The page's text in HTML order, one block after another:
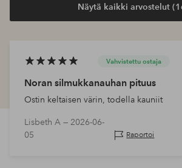
Näytä kaikki arvostelut
Vahvistettu ostaja
Noran silmukkanauhan pituus
Ostin keltaisen värin, todella kauniit
Lisbeth A — 2026-06-
05
Raportoi